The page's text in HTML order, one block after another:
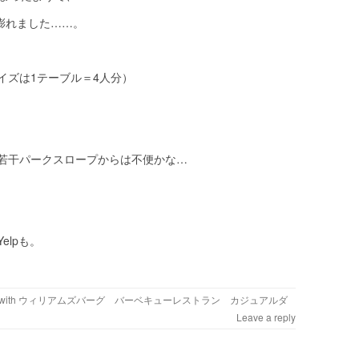
れました……。
は1テーブル＝4人分）
干パークスロープからは不便かな…
も。
ウィリアムズバーグ バーベキューレストラン カジュアルダ
Leave a reply